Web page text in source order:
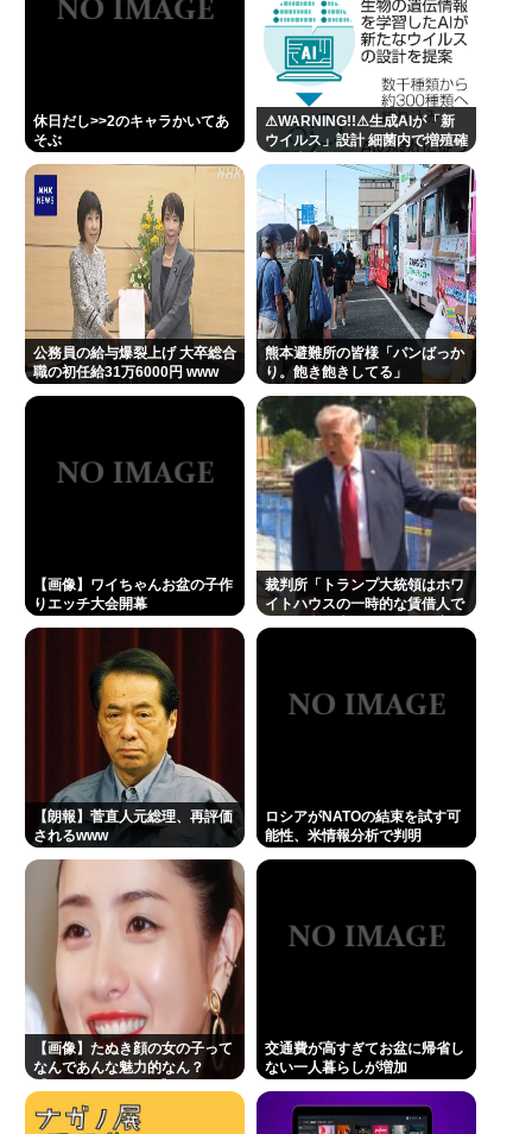
休日だし>>2のキャラかいてあ
そぶ
⚠WARNING!!⚠生成AIが「新
ウイルス」設計 細菌内で増殖確
公務員の給与爆裂上げ 大卒総合
職の初任給31万6000円 www
熊本避難所の皆様「パンばっか
り。飽き飽きしてる」
【画像】ワイちゃんお盆の子作
りエッチ大会開幕
裁判所「トランプ大統領はホワ
イトハウスの一時的な賃借人で
【朗報】菅直人元総理、再評価
されるwww
ロシアがNATOの結束を試す可
能性、米情報分析で判明
【画像】たぬき顔の女の子って
なんであんな魅力的なん？
交通費が高すぎてお盆に帰省し
ない一人暮らしが増加